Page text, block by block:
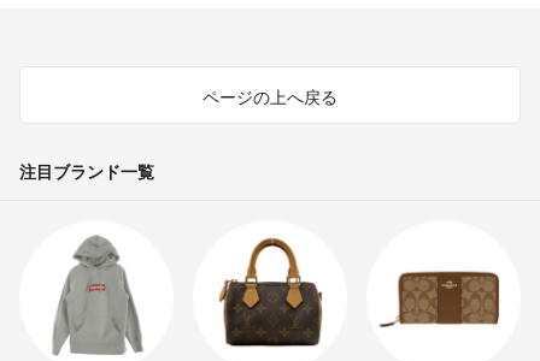
ページの上へ戻る
注目ブランド一覧